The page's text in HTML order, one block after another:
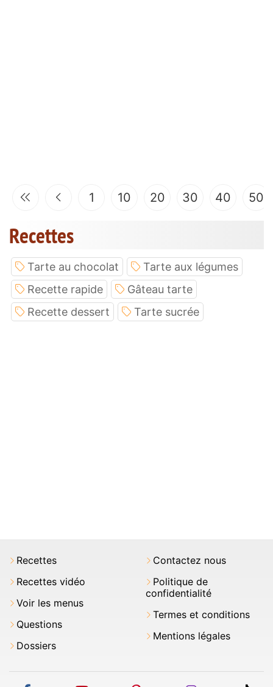
1 10 20 30 40 50
Recettes
Tarte au chocolat
Tarte aux légumes
Recette rapide
Gâteau tarte
Recette dessert
Tarte sucrée
Recettes
Recettes vidéo
Voir les menus
Questions
Dossiers
Contactez nous
Politique de
confidentialité
Termes et conditions
Mentions légales